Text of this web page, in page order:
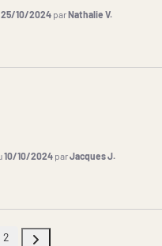
25/10/2024 parNathalie V.
10/10/2024 parJacques J.
2